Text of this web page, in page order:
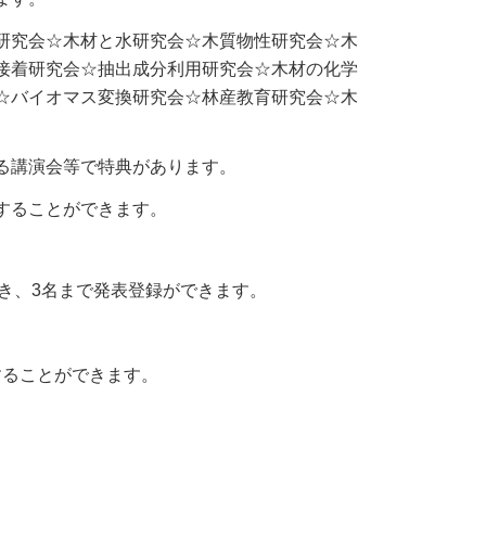
究会☆木材と水研究会☆木質物性研究会☆木
研究会☆抽出成分利用研究会☆木材の化学
イオマス変換研究会☆林産教育研究会☆木
講演会等で特典があります。
ることができます。
3名まで発表登録ができます。
ことができます。